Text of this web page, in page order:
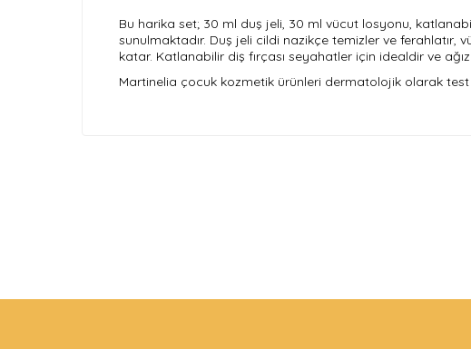
Bu harika set; 30 ml duş jeli, 30 ml vücut losyonu,
sunulmaktadır. Duş jeli cildi nazikçe temizler ve ferahlatır,
katar. Katlanabilir diş fırçası seyahatler için idealdir ve
Martinelia çocuk kozmetik ürünleri dermatolojik olarak